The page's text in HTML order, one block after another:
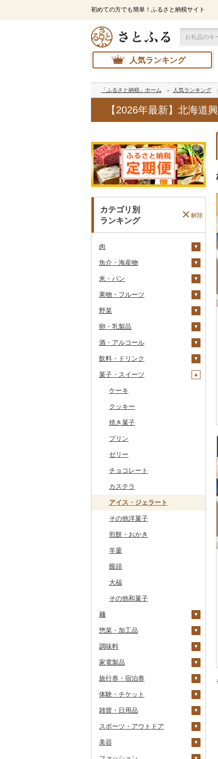
初めての方でも簡単！ふるさと納税サイト
人気ランキング
「ふるさと納税」ホーム 人気ランキング
【2026年最新】北海道
カテゴリ別
ランキング
解除
肉
牛肉（精肉）
ステーキ
すき焼き
焼肉
牛タン
和牛
黒毛和牛
白老牛
仙台牛
米沢牛
山形牛
常陸牛
上州牛
飛騨牛
近江牛
神戸牛・神戸ビーフ
但馬牛
土佐あかうし
佐賀牛
長崎和牛
あか牛
その他牛肉（精肉）
牛肉（加工品）
ハンバーグ
ローストビーフ
ビーフジャーキー
その他牛肉（加工品）
豚肉（精肉）
すき焼き
しゃぶしゃぶ
焼肉
アグー豚
その他豚肉（精肉）
豚肉（加工品）
ハンバーグ
もつ鍋
ハム
ソーセージ・ウインナ
鶏肉
鶏肉（精肉）
ハム・ソーセージ
唐揚げ
中津からあげ
水炊き
地鶏
赤鶏さつま
その他鶏肉
鹿肉
馬肉
羊肉・ラム肉（ジンギス
魚介・海産物
カニ
ズワイガニ
毛ガニ
かにしゃぶ
その他カニ
エビ
ボタンエビ
伊勢海老
その他エビ
いくら
うに
明太子・たらこ
明太子
たらこ
その他魚卵
数の子
からすみ
キャビア
その他魚卵
貝
帆立（ホタテ）
鮑（アワビ）
牡蠣（カキ）
あさり
しじみ
サザエ
はまぐり
その他貝
うなぎ
鮮魚
鮭・サーモン
マグロ
イワシ
カツオ
金目鯛
クエ
くじら
サバ
さんま
鯛
のどぐろ
ふぐ
ほっけ
その他鮮魚
イカ・タコ
イカ
タコ
海苔・海藻
海苔
わかめ
ひじき
その他海苔・海藻
干物
ししゃも
その他干物
その他魚介・加工品
しらす・ちりめん
かまぼこ・練り製品
その他魚介・加工品
米・パン
米
無洗米
玄米
金芽米
ゆめぴりか
つや姫
コシヒカリ
はえぬき
さがびより
あきたこまち
ひとめぼれ
ミルキークィーン
ななつぼし
その他米
雑穀
餅
その他穀物加工品
パン
果物・フルーツ
ぶどう・マスカット
巨峰
ナガノパープル
ピオーネ
デラウェア
シャインマスカット
その他ぶどう・マスカ
いちご
りんご
もも
メロン
さくらんぼ
梨
和梨
洋梨・ラフランス
マンゴー
みかん・柑橘
みかん
レモン
不知火・デコポン
せとか
文旦
まどんな
ポンカン
その他柑橘
すいか
キウイ
柿（カキ）
ドライフルーツ
干し柿
干し芋
その他ドライフルーツ
その他果物
びわ
ブルーベリー
パイナップル
栗
その他果物
野菜
いも
じゃがいも
さつまいも
その他いも
トマト
フルーツトマト
ミニトマト
その他トマト
玉ねぎ
ねぎ
とうもろこし
根菜
人参
大根
自然薯
レンコン
にんにく・生姜
その他根菜
アスパラガス
豆
きのこ
しいたけ
松茸
その他きのこ
その他野菜
山菜
かぼちゃ
茄子
レタス
その他野菜
卵・乳製品
卵
チーズ
ヨーグルト
牛乳
バター
その他乳製品
酒・アルコール
ビール・発泡酒
ビール
発泡酒
地ビール・クラフトビ
日本酒
純米大吟醸
純米吟醸
大吟醸
吟醸
その他日本酒
焼酎
芋焼酎
麦焼酎
米焼酎
黒糖焼酎
その他焼酎
梅酒
泡盛
ワイン
白ワイン
赤ワイン
シャンパン・スパーク
リングワイン
その他ワイン
ウイスキー
リキュール・洋酒
甘酒
ノンアルコール
その他酒
飲料・ドリンク
水・ミネラルウォーター
コーヒー・コーヒー豆
飲料
コーヒー豆
粉
ドリップ
茶
飲料
茶葉・ティーバッグ
静岡茶
足柄茶
知覧茶
八女茶
その他茶
果汁飲料
りんごジュース
みかんジュース（オレ
紅茶
飲料
茶葉・ティーバッグ
その他飲料・ジュース
野菜ジュース
炭酸飲料
豆乳
その他飲料・ジュース
菓子・スイーツ
ケーキ
クッキー
焼き菓子
プリン
ゼリー
チョコレート
カステラ
アイス・ジェラート
その他洋菓子
煎餅・おかき
羊羹
饅頭
大福
その他和菓子
麺
ラーメン
うどん
そば
パスタ
ひやむぎ
そうめん
その他麺
惣菜・加工品
惣菜
餃子
シュウマイ
コロッケ
その他惣菜
カレー・シチュー
カレー
シチュー
鍋
肉
魚
その他鍋
ピザ
レトルト
スープ
豆腐・納豆
調味料
砂糖
塩
醤油
味噌
酢
だし
家電製品
季節・空調家電
キッチン家電
照明器具
パソコン・周辺機器
TV・オーディオ・カメラ
旅行券・宿泊券
旅行券
JTBふるさと旅行クー
宿泊券
体験・チケット
PayPay商品券
食事券
温泉・サウナ・スパ利用
雑貨・日用品
家具・インテリア
寝具
スポーツ・アウトドア
ゴルフ
美容